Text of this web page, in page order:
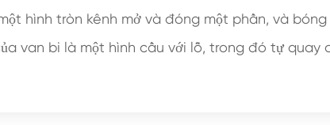
hình tròn kênh mở và đóng một phần, và
van bi là một hình cầu với lỗ, trong đó tự quay